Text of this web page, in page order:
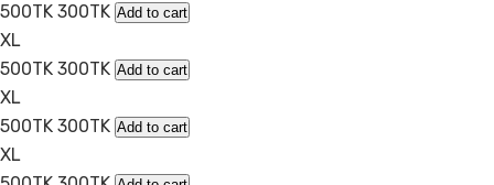
500TK 300TK Add to cart
XL
500TK 300TK Add to cart
XL
500TK 300TK Add to cart
XL